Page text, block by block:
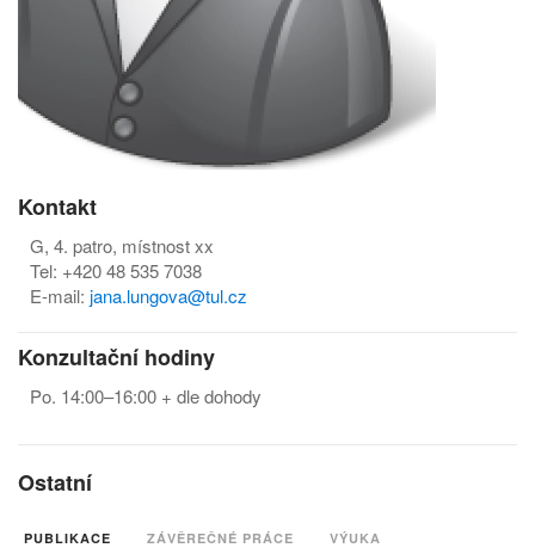
Kontakt
G, 4. patro, místnost xx
Tel: +420 48 535 7038
E-mail: jana.lungova@tul.cz
Konzultační hodiny
Po. 14:00–16:00 + dle dohody
Ostatní
PUBLIKACE ZÁVĚREČNÉ PRÁCE VÝUKA